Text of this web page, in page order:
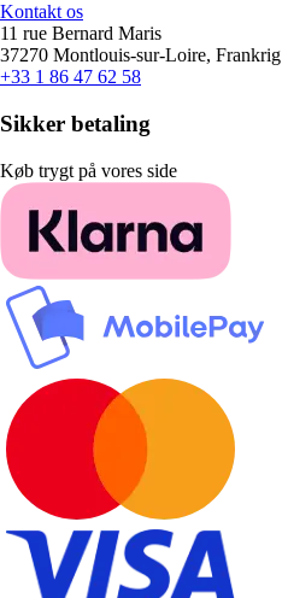
Kontakt os
11 rue Bernard Maris
37270 Montlouis-sur-Loire, Frankrig
+33 1 86 47 62 58
Sikker betaling
Køb trygt på vores side